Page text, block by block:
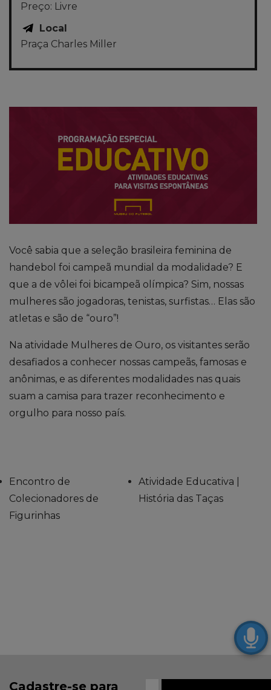
Você sabia que a seleção brasileira feminina de
handebol foi campeã mundial da modalidade? E
que a de vôlei foi bicampeã olímpica? Sim, nossas
mulheres são jogadoras, tenistas, surfistas… Elas são
atletas e são de “ouro”!
Na atividade Mulheres de Ouro, os visitantes serão
desafiados a conhecer nossas campeãs, famosas e
anônimas, e as diferentes modalidades nas quais
suam a camisa para trazer reconhecimento e
orgulho para nosso país.
Preço: Livre
Local
Praça Charles Miller
Encontro de
Colecionadores de
Figurinhas
Atividade Educativa |
História das Taças
Cadastre-se para